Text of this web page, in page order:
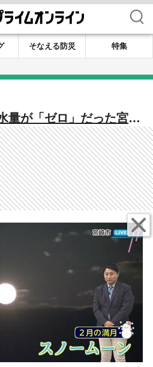
検索
そなえる防災
特集
量が「ゼロ」だった宮崎
降らなかったわけでは
外なルールを気象予報